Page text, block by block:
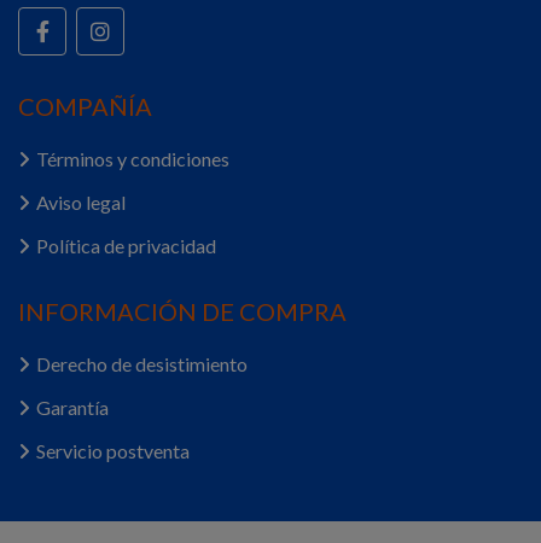
COMPAÑÍA
Términos y condiciones
Aviso legal
Política de privacidad
INFORMACIÓN DE COMPRA
Derecho de desistimiento
Garantía
Servicio postventa